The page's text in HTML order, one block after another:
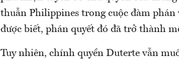
thuẫn Philippines trong cuộc đàm
được biết, phán quyết đó đã trở thành
Tuy nhiên, chính quyền Duterte vẫn